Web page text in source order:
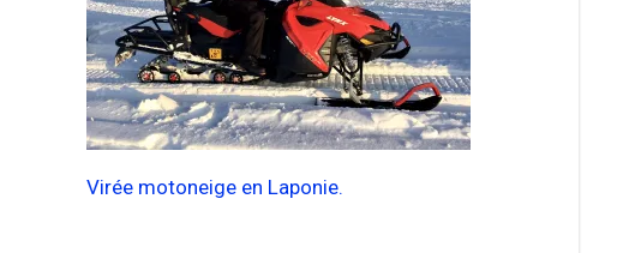
Virée motoneige en Laponie.